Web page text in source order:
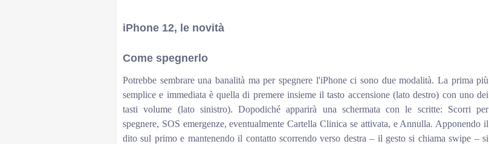
iPhone 12, le novità
Come spegnerlo
Potrebbe sembrare una banalità ma per spegnere l'iPhone ci sono due modalità. La prima più
semplice e immediata è quella di premere insieme il tasto accensione (lato destro) con uno dei
tasti volume (lato sinistro). Dopodiché apparirà una schermata con le scritte: Scorri per
spegnere, SOS emergenze, eventualmente Cartella Clinica se attivata, e Annulla. Apponendo il
dito sul primo e mantenendo il contatto scorrendo verso destra – il gesto si chiama swipe – si